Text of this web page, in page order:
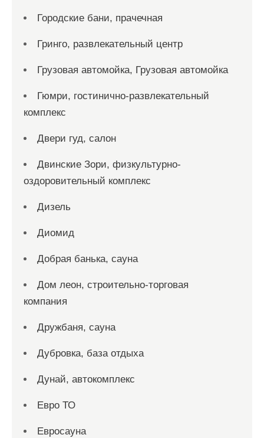
Городские бани, прачечная
Гринго, развлекательный центр
Грузовая автомойка, Грузовая автомойка
Гюмри, гостинично-развлекательный
комплекс
Двери гуд, салон
Двинские Зори, физкультурно-
оздоровительный комплекс
Дизель
Диомид
Добрая банька, сауна
Дом леон, строительно-торговая
компания
Дружбаня, сауна
Дубровка, база отдыха
Дунай, автокомплекс
Евро ТО
Евросауна